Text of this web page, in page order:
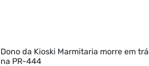
Dono da Kioski Marmitaria morre em
na PR-444